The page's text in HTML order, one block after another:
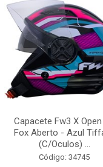
Capacete Fw3 X Open
Fox Aberto - Azul
(C/Oculos) ...
Código: 34745